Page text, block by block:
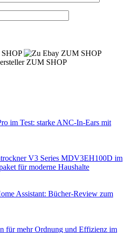
ZUM SHOP
ZUM SHOP
im Test: starke ANC-In-Ears mit
V3 Series MDV3EH100D im
für moderne Haushalte
Assistant: Bücher-Review zum
für mehr Ordnung und Effizienz im